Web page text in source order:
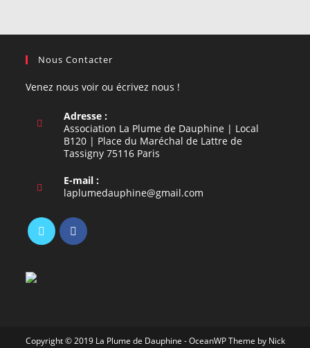
Nous Contacter
Venez nous voir ou écrivez nous !
Adresse :
Association La Plume de Dauphine | Local
B120 | Place du Maréchal de Lattre de
Tassigny 75116 Paris
E-mail :
laplumedauphine@gmail.com
dans
un
Copyright © 2019 La Plume de Dauphine - OceanWP Theme by Nick